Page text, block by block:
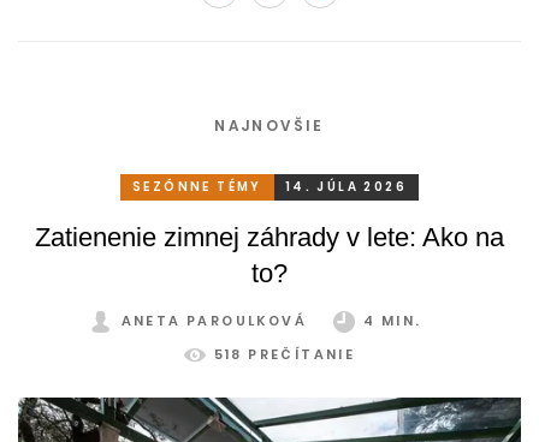
NAJNOVŠIE
SEZÓNNE TÉMY 14. JÚLA 2026
Zatienenie zimnej záhrady v lete: Ako na
to?
ANETA PAROULKOVÁ
4 MIN.
518 PREČÍTANIE